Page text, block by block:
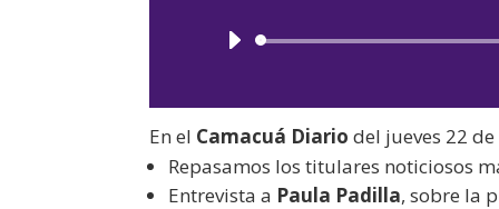
En el Camacuá Diario del jueves 22
Repasamos los titulares noticiosos
Entrevista a Paula Padilla, sobre la